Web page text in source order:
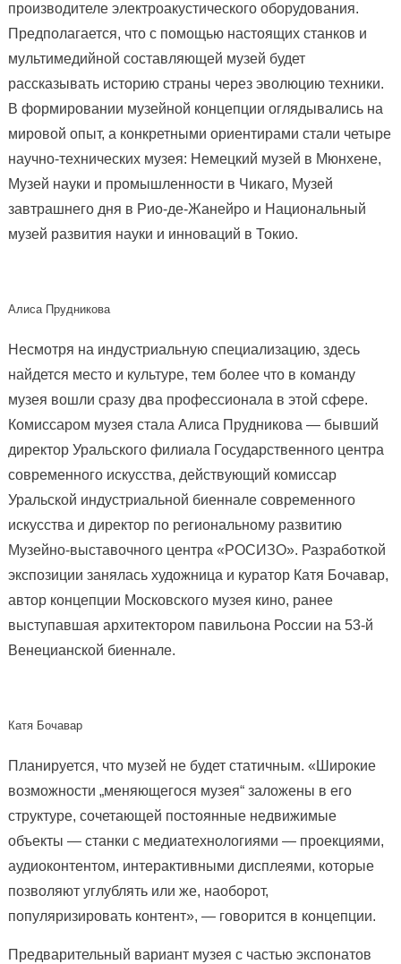
производителе электроакустического оборудования.
Предполагается, что с помощью настоящих станков и
мультимедийной составляющей музей будет
рассказывать историю страны через эволюцию техники.
В формировании музейной концепции оглядывались на
мировой опыт, а конкретными ориентирами стали четыре
научно-технических музея: Немецкий музей в Мюнхене,
Музей науки и промышленности в Чикаго, Музей
завтрашнего дня в Рио-де-Жанейро и Национальный
музей развития науки и инноваций в Токио.
Алиса Прудникова
Несмотря на индустриальную специализацию, здесь
найдется место и культуре, тем более что в команду
музея вошли сразу два профессионала в этой сфере.
Комиссаром музея стала Алиса Прудникова — бывший
директор Уральского филиала Государственного центра
современного искусства, действующий комиссар
Уральской индустриальной биеннале современного
искусства и директор по региональному развитию
Музейно-выставочного центра «РОСИЗО». Разработкой
экспозиции занялась художница и куратор Катя Бочавар,
автор концепции Московского музея кино, ранее
выступавшая архитектором павильона России на 53-й
Венецианской биеннале.
Катя Бочавар
Планируется, что музей не будет статичным. «Широкие
возможности „меняющегося музея“ заложены в его
структуре, сочетающей постоянные недвижимые
объекты — станки с медиатехнологиями — проекциями,
аудиоконтентом, интерактивными дисплеями, которые
позволяют углублять или же, наоборот,
популяризировать контент», — говорится в концепции.
Предварительный вариант музея с частью экспонатов